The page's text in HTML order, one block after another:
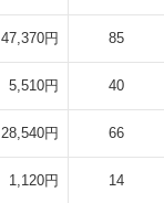
47,370円 85
5,510円 40
28,540円 66
1,120円 14